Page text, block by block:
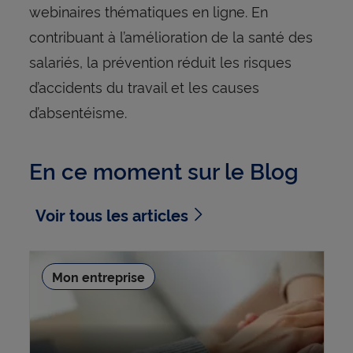
webinaires thématiques en ligne. En
contribuant à l’amélioration de la santé des
salariés, la prévention réduit les risques
d’accidents du travail et les causes
d’absentéisme.
En ce moment sur le Blog
Voir tous les articles
Mon entreprise